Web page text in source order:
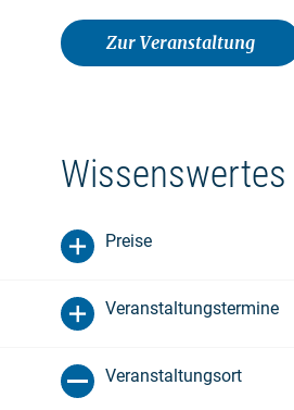
Zur Veranstaltung
Wissenswertes
Preise
Veranstaltungstermine
Veranstaltungsort